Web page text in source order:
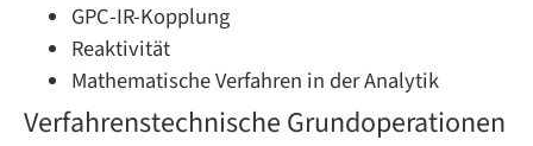
GPC-IR-Kopplung
Reaktivität
Mathematische Verfahren in der Analytik
Verfahrenstechnische Grundoperationen